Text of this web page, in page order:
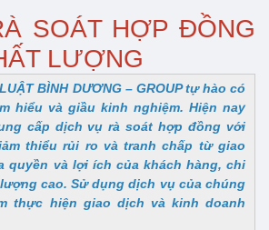
SOÁT HỢP ĐỒNG
LƯỢNG
BÌNH DƯƠNG – GROUP tự hào có
hiểu và giầu kinh nghiệm. Hiện nay
cấp dịch vụ rà soát hợp đồng với
thiểu rủi ro và tranh chấp từ giao
quyền và lợi ích của khách hàng, chi
cao. Sử dụng dịch vụ của chúng
thực hiện giao dịch và kinh doanh